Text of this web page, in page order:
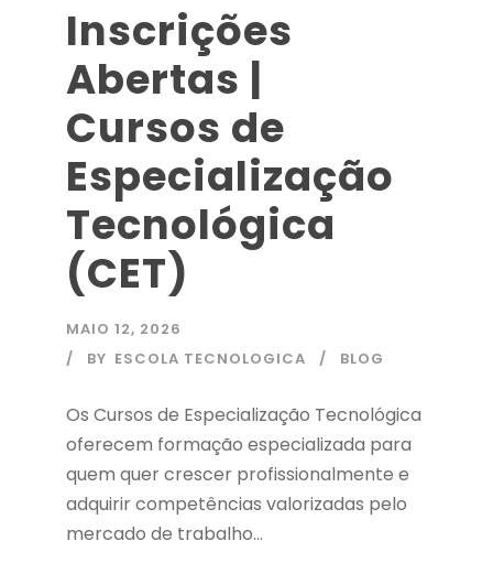
Inscrições
Abertas |
Cursos de
Especialização
Tecnológica
(CET)
MAIO 12, 2026
BY ESCOLA TECNOLOGICA BLOG
Os Cursos de Especialização Tecnológica
oferecem formação especializada para
quem quer crescer profissionalmente e
adquirir competências valorizadas pelo
mercado de trabalho...